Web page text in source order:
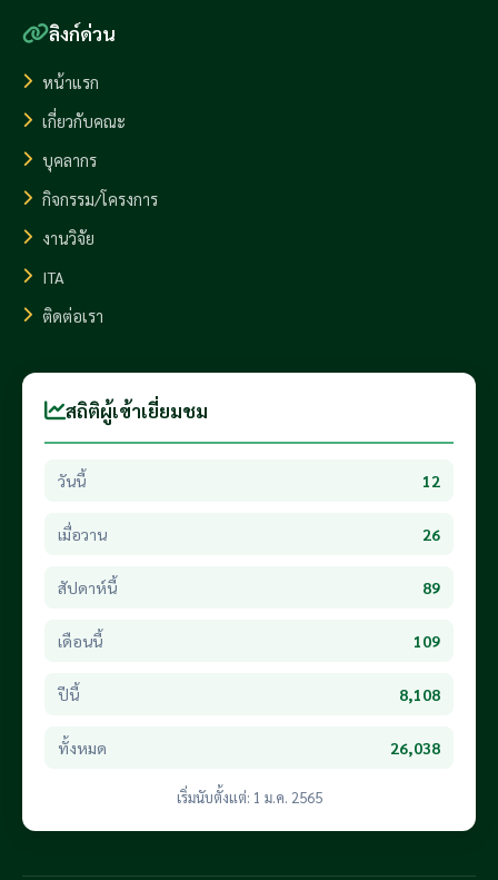
ลิงก์ด่วน
หน้าแรก
เกี่ยวกับคณะ
บุคลากร
กิจกรรม/โครงการ
งานวิจัย
ITA
ติดต่อเรา
สถิติผู้เข้าเยี่ยมชม
วันนี้ 12
เมื่อวาน 26
สัปดาห์นี้ 89
เดือนนี้ 109
ปีนี้ 8,108
ทั้งหมด 26,038
เริ่มนับตั้งแต่: 1 ม.ค. 2565